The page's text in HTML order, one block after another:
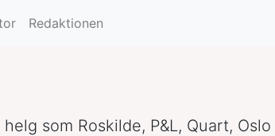
Redaktionen
som Roskilde, P&L, Quart, Oslo